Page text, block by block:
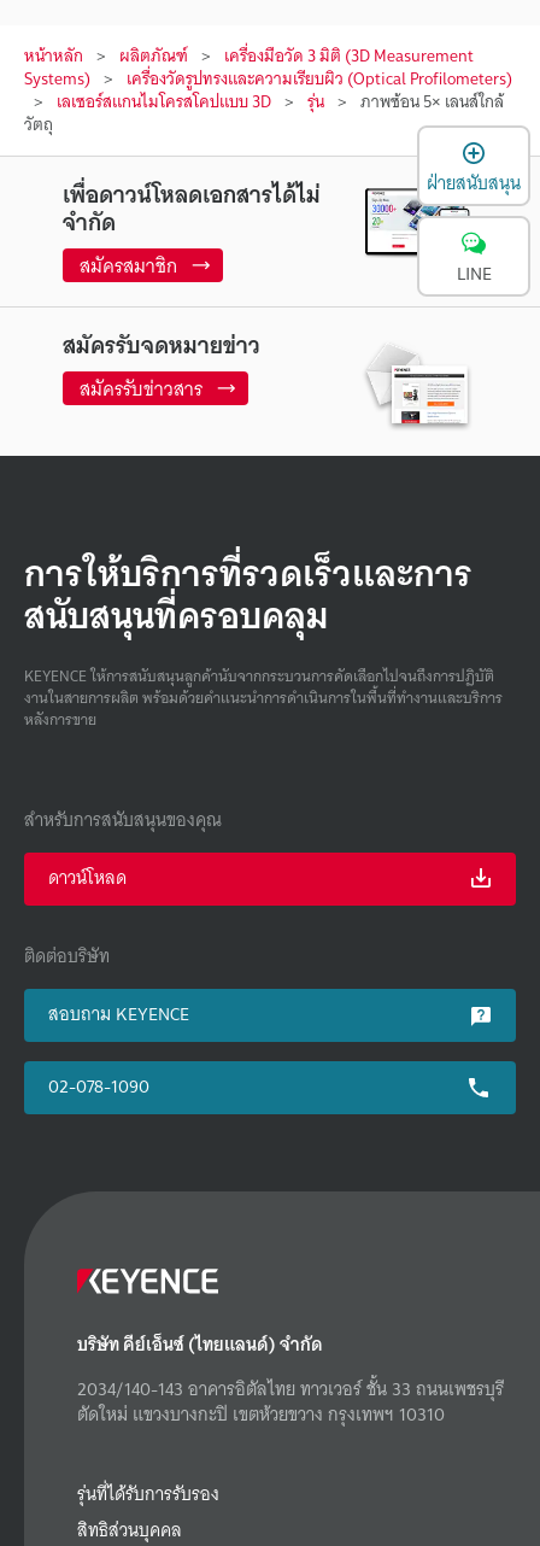
หน้าหลัก ผลิตภัณฑ์ เครื่องมือวัด 3 มิติ (3D Measurement
Systems) เครื่องวัดรูปทรงและความเรียบผิว (Optical Profilometers)
เลเซอร์สแกนไมโครสโคปแบบ 3D รุ่น ภาพซ้อน 5× เลนส์ใกล้
วัตถุ
เพื่อดาวน์โหลดเอกสารได้ไม่
จำกัด
สมัครสมาชิก
สมัครรับจดหมายข่าว
สมัครรับข่าวสาร
การให้บริการที่รวดเร็วและการ
สนับสนุนที่ครอบคลุม
KEYENCE ให้การสนับสนุนลูกค้านับจากกระบวนการคัดเลือกไปจนถึงการปฏิบัติ
งานในสายการผลิต พร้อมด้วยคําแนะนําการดําเนินการในพื้นที่ทํางานและบริการ
หลังการขาย
สำหรับการสนับสนุนของคุณ
ดาวน์โหลด
ติดต่อบริษัท
สอบถาม KEYENCE
02-078-1090
บริษัท คีย์เอ็นซ์ (ไทยแลนด์) จำกัด
2034/140-143 อาคารอิตัลไทย ทาวเวอร์ ชั้น 33 ถนนเพชรบุรี
ตัดใหม่ แขวงบางกะปิ เขตห้วยขวาง กรุงเทพฯ 10310
รุ่นที่ได้รับการรับรอง
สิทธิส่วนบุคคล
ฝ่ายสนับสนุน
LINE